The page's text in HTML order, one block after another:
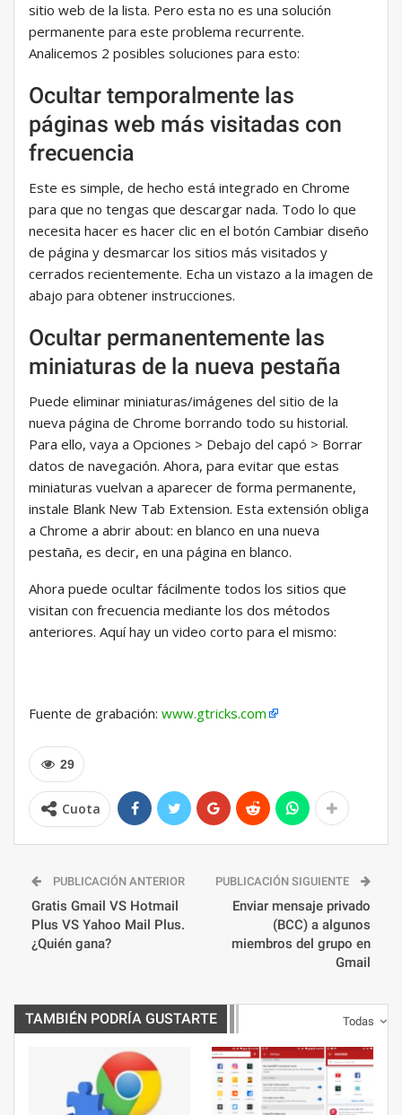
sitio web de la lista. Pero esta no es una solución
permanente para este problema recurrente.
Analicemos 2 posibles soluciones para esto:
Ocultar temporalmente las
páginas web más visitadas con
frecuencia
Este es simple, de hecho está integrado en Chrome
para que no tengas que descargar nada. Todo lo que
necesita hacer es hacer clic en el botón Cambiar diseño
de página y desmarcar los sitios más visitados y
cerrados recientemente. Echa un vistazo a la imagen de
abajo para obtener instrucciones.
Ocultar permanentemente las
miniaturas de la nueva pestaña
Puede eliminar miniaturas/imágenes del sitio de la
nueva página de Chrome borrando todo su historial.
Para ello, vaya a Opciones > Debajo del capó > Borrar
datos de navegación. Ahora, para evitar que estas
miniaturas vuelvan a aparecer de forma permanente,
instale Blank New Tab Extension. Esta extensión obliga
a Chrome a abrir about: en blanco en una nueva
pestaña, es decir, en una página en blanco.
Ahora puede ocultar fácilmente todos los sitios que
visitan con frecuencia mediante los dos métodos
anteriores. Aquí hay un video corto para el mismo:
Fuente de grabación: www.gtricks.com
29
Cuota
PUBLICACIÓN ANTERIOR
Gratis Gmail VS Hotmail
Plus VS Yahoo Mail Plus.
¿Quién gana?
PUBLICACIÓN SIGUIENTE
Enviar mensaje privado
(BCC) a algunos
miembros del grupo en
Gmail
Todas
TAMBIÉN PODRÍA GUSTARTE